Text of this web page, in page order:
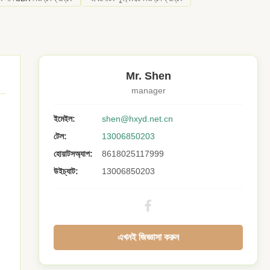
Mr. Shen
manager
ইমেইল:
shen@hxyd.net.cn
টেল:
13006850203
হোয়াটসঅ্যাপ:
8618025117999
উইচ্যাট:
13006850203
এখনই জিজ্ঞাসা করুন